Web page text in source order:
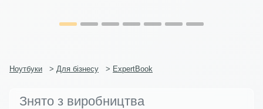
Ноутбуки > Для бізнесу > ExpertBook
Знято з виробництва